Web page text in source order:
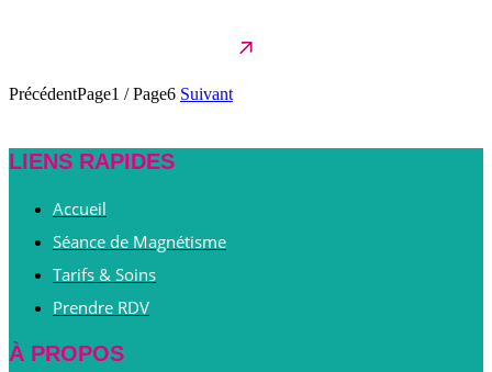
PrécédentPage1 / Page6 Suivant
LIENS RAPIDES
Accueil
Séance de Magnétisme
Tarifs & Soins
Prendre RDV
À PROPOS